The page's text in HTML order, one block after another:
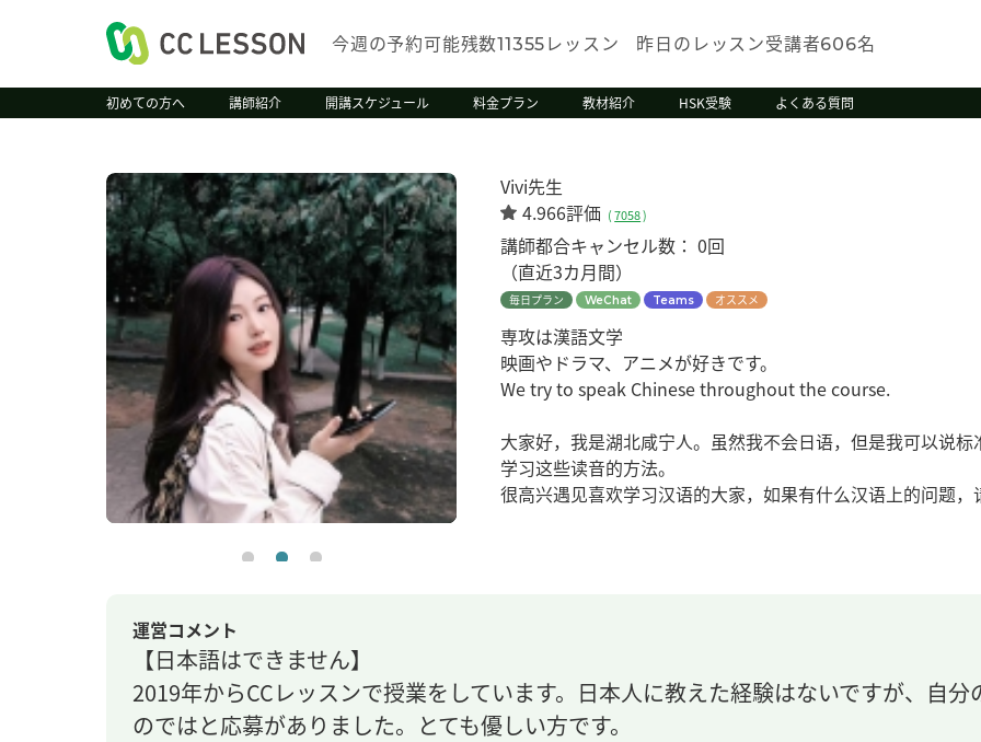
今週の予約可能残数11355 レッスン 昨日のレッスン受講者606名
初めての方へ 講師紹介 開講スケジュール 料金プラン 教材紹介 HSK受験 よくある質問
Vivi先生
4.966評価 (7058)
講師都合キャンセル数： 0回
（直近3カ月間）
毎日プラン WeChat Teams オススメ
専攻は漢語文学
映画やドラマ、アニメが好きです。
We try to speak Chinese throughout the course.
大家好，我是湖北咸宁人。虽然我不会日语，但是我可以说
学习这些读音的方法。
很高兴遇见喜欢学习汉语的大家，如果有什么汉语上的问题，
運営コメント
【日本語はできません】
2019年からCCレッスンで授業をしています。日本人に教えた経験はないですが、自
のではと応募がありました。とても優しい方です。